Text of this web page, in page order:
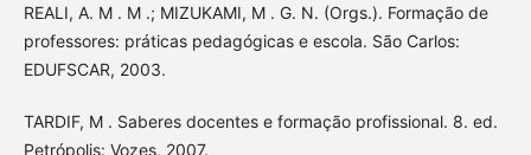
REALI, A. M . M .; MIZUKAMI, M . G. N. (Orgs.). Formação de
professores: práticas pedagógicas e escola. São Carlos:
EDUFSCAR, 2003.
TARDIF, M . Saberes docentes e formação profissional. 8. ed.
Petrópolis: Vozes, 2007.